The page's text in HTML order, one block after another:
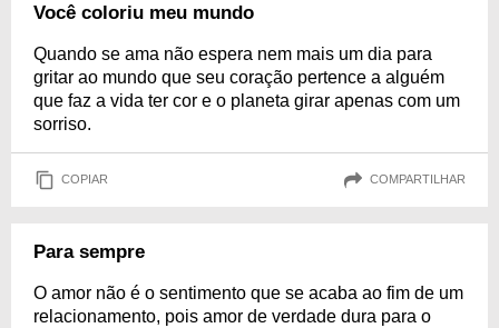
Você coloriu meu mundo
Quando se ama não espera nem mais um dia para
gritar ao mundo que seu coração pertence a alguém
que faz a vida ter cor e o planeta girar apenas com um
sorriso.
COPIAR COMPARTILHAR
Para sempre
O amor não é o sentimento que se acaba ao fim de um
relacionamento, pois amor de verdade dura para o